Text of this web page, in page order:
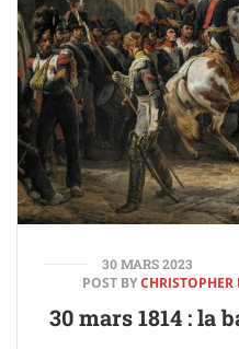
30 MARS 2023
POST BYCHRISTOPHER
30 mars 1814 : la